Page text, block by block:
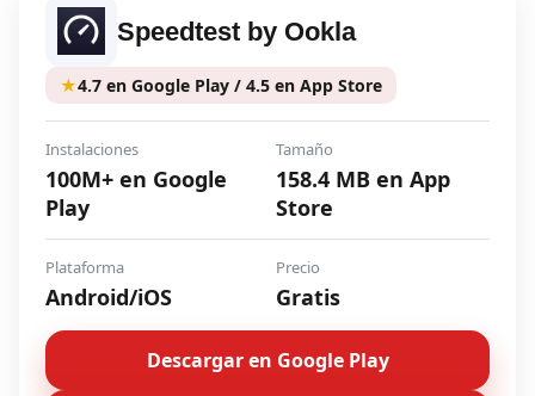
Speedtest by Ookla
★4.7 en Google Play / 4.5 en App Store
Instalaciones
100M+ en Google
Play
Tamaño
158.4 MB en App
Store
Plataforma
Android/iOS
Precio
Gratis
Descargar en Google Play